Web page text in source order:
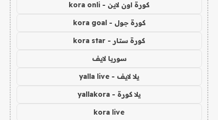
كورة اون لاين - kora onli
كورة جول - kora goal
كورة ستار - kora star
سوريا لايف
يلا لايف - yalla live
يلا كورة - yallakora
kora live